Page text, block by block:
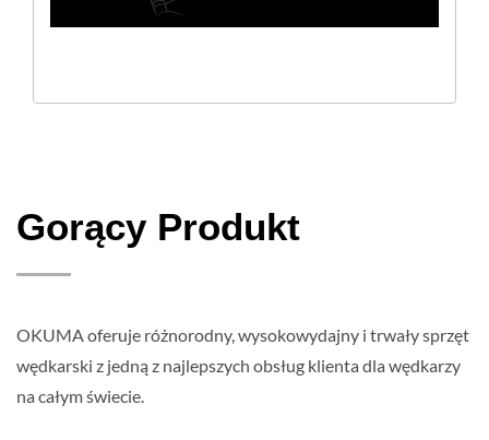
Gorący Produkt
OKUMA oferuje różnorodny, wysokowydajny i trwały sprzęt
wędkarski z jedną z najlepszych obsług klienta dla wędkarzy
na całym świecie.